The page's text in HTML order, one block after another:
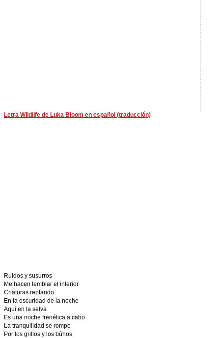
Letra Wildlife de Luka Bloom en español (traducción)
Ruidos y susurros
Me hacen temblar el interior
Criaturas reptando
En la oscuridad de la noche
Aquí en la selva
Es una noche frenética a cabo
La tranquilidad se rompe
Por los grillos y los búhos